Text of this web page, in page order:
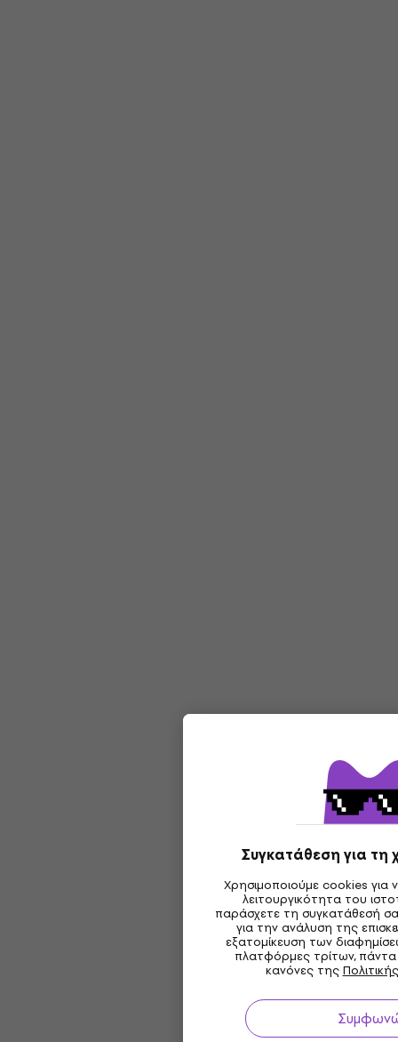
Συγκατάθεση για
Χρησιμοποιούμε cookies για
λειτουργικότητα του
παράσχετε τη συγκατάθεσή
για την ανάλυση της
εξατομίκευση των
πλατφόρμες τρίτων,
κανόνες της